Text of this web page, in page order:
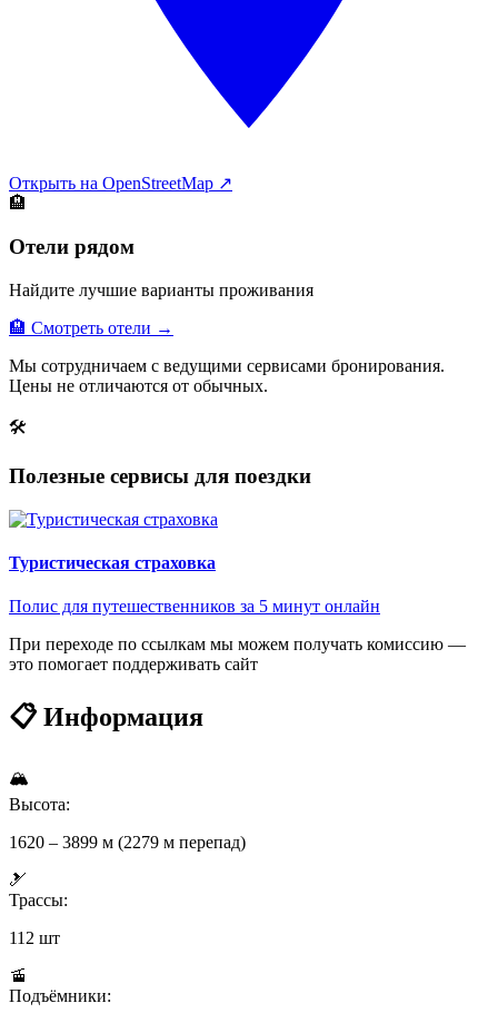
Открыть на OpenStreetMap ↗
🏨
Отели рядом
Найдите лучшие варианты проживания
🏨 Смотреть отели →
Мы сотрудничаем с ведущими сервисами бронирования.
Цены не отличаются от обычных.
🛠
Полезные сервисы для поездки
Туристическая страховка
Полис для путешественников за 5 минут онлайн
При переходе по ссылкам мы можем получать комиссию —
это помогает поддерживать сайт
📋 Информация
🏔
Высота:
1620 – 3899 м (2279 м перепад)
🎿
Трассы:
112 шт
🚡
Подъёмники: